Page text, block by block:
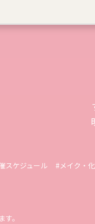
スケジュール #メイク・
。